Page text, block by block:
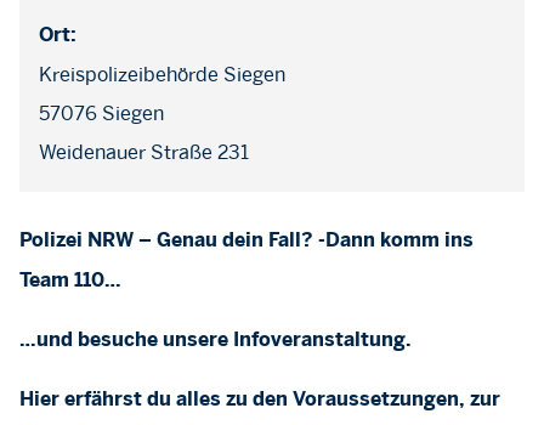
Ort:
Kreispolizeibehörde Siegen
57076 Siegen
Weidenauer Straße 231
Polizei NRW – Genau dein Fall? -Dann komm ins
Team 110…
…und besuche unsere Infoveranstaltung.
Hier erfährst du alles zu den Voraussetzungen, zur